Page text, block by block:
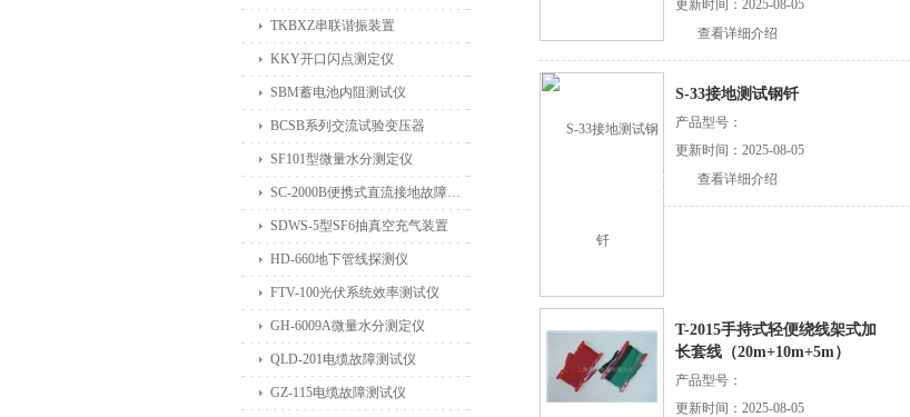
TKBXZ串联谐振装置
KKY开口闪点测定仪
SBM蓄电池内阻测试仪
BCSB系列交流试验变压器
SF101型微量水分测定仪
SC-2000B便携式直流接地故障检测仪
SDWS-5型SF6抽真空充气装置
HD-660地下管线探测仪
FTV-100光伏系统效率测试仪
GH-6009A微量水分测定仪
QLD-201电缆故障测试仪
GZ-115电缆故障测试仪
更新时间：2025-08-05
查看详细介绍
S-33接地测试钢钎
产品型号：
更新时间：2025-08-05
查看详细介绍
T-2015手持式轻便绕线架式加
长套线（20m+10m+5m）
产品型号：
更新时间：2025-08-05